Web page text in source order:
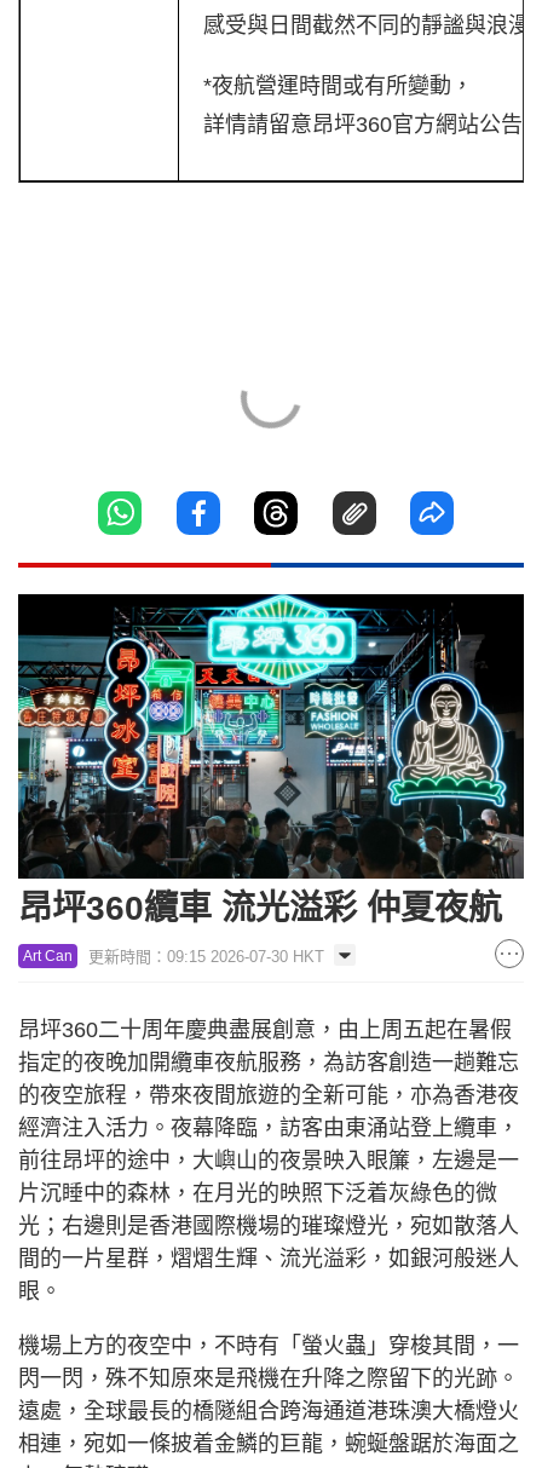
感受與日間截然不同的靜謐與浪漫
*夜航營運時間或有所變動，
詳情請留意昂坪360官方網站公告
昂坪360纜車 流光溢彩 仲夏夜航
Art Can 更新時間：09:15 2026-07-30 HKT
昂坪360二十周年慶典盡展創意，由上周五起在暑假
指定的夜晚加開纜車夜航服務，為訪客創造一趟難忘
的夜空旅程，帶來夜間旅遊的全新可能，亦為香港夜
經濟注入活力。夜幕降臨，訪客由東涌站登上纜車，
前往昂坪的途中，大嶼山的夜景映入眼簾，左邊是一
片沉睡中的森林，在月光的映照下泛着灰綠色的微
光；右邊則是香港國際機場的璀璨燈光，宛如散落人
間的一片星群，熠熠生輝、流光溢彩，如銀河般迷人
眼。
機場上方的夜空中，不時有「螢火蟲」穿梭其間，一
閃一閃，殊不知原來是飛機在升降之際留下的光跡。
遠處，全球最長的橋隧組合跨海通道港珠澳大橋燈火
相連，宛如一條披着金鱗的巨龍，蜿蜒盤踞於海面之